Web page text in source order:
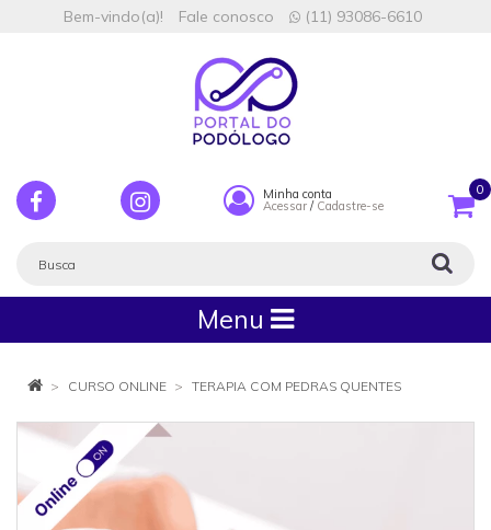
Bem-vindo(a)! Fale conosco (11) 93086-6610
Minha conta
Acessar / Cadastre-se
0
Menu
CURSO ONLINE TERAPIA COM PEDRAS QUENTES